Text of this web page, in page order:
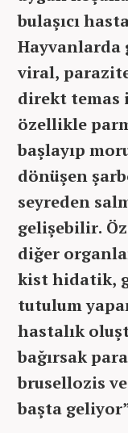
bulaşıcı
Hayvanlarda
viral,
direkt temas
özellikle
başlayıp
dönüşen
seyreden
gelişebilir.
diğer
kist hidatik,
tutulum
hastalık
bağırsak
brusellozis
başta